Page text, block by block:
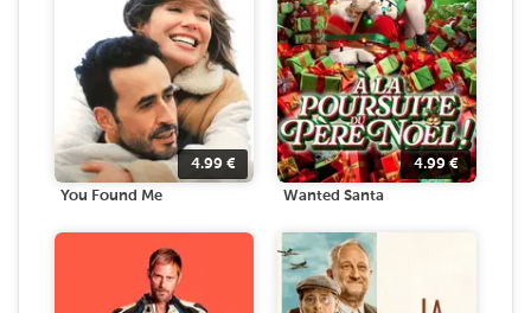
4.99 €
You Found Me
4.99€
Wanted Santa